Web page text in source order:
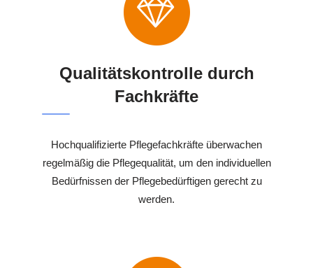
Qualitätskontrolle durch
Fachkräfte
Hochqualifizierte Pflegefachkräfte überwachen
regelmäßig die Pflegequalität, um den individuellen
Bedürfnissen der Pflegebedürftigen gerecht zu
werden.